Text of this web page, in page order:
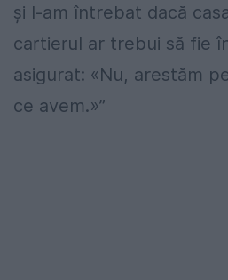
și l-am întrebat dacă
cartierul ar trebui să fie
asigurat: «Nu, arestăm
ce avem.»”